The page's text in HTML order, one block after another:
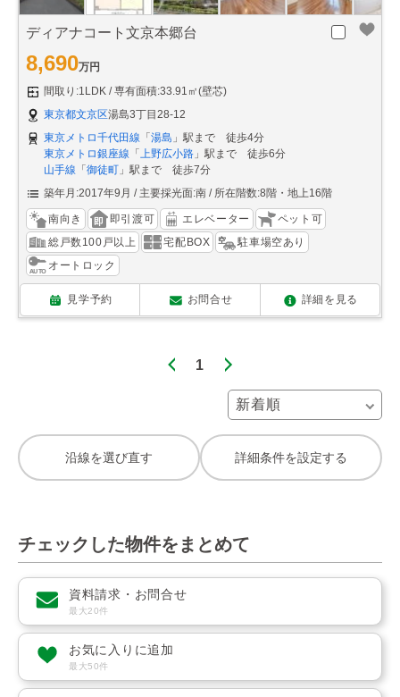
ディアナコート文京本郷台
8,690万円
間取り:1LDK
専有面積:33.91㎡(壁芯)
東京都文京区湯島3丁目28-12
東京メトロ千代田線 「 湯島 」駅まで 徒歩4分
東京メトロ銀座線 「 上野広小路 」駅まで 徒歩6分
山手線 「 御徒町 」駅まで 徒歩7分
築年月:2017年9月
主要採光面:南 所在階数:8階・地上16階
南向き 即引渡可 エレベーター
ペット可
総戸数100戸以上
宅配BOX
駐車場空あり
オートロック
見学予約 お問合せ 詳細を見る
1
沿線を選び直す 詳細条件を設定する
チェックした物件をまとめて
資料請求・お問合せ
最大20件
お気に入りに追加
最大50件